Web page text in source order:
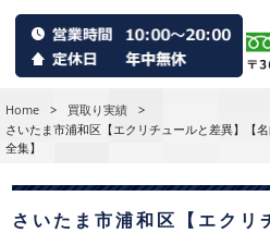
Home > 買取り実績
>
さいたま市浦和区【エクリチュールと差異】【
全集】
さいたま市浦和区【エクリ